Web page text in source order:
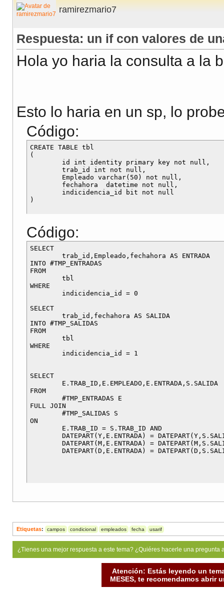
ramirezmario7
Respuesta: un if con valores de
Hola yo haria la consulta a la
Esto lo haria en un sp, lo
Código:
CREATE TABLE tbl
(
Código:
SELECT
INTO #TMP_ENTRADAS
FROM
WHERE
SELECT
INTO #TMP_SALIDAS
FROM
WHERE
SELECT
FROM
FULL JOIN
ON
Etiquetas: campos condicional empleados fecha usarif
¿Tienes una mejor respuesta a este tema? ¿Quiéres hacerle una
Atención: Estás leyendo un
MESES, te recomendamos abrir